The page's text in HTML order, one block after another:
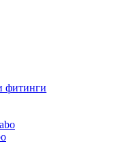
фитинги